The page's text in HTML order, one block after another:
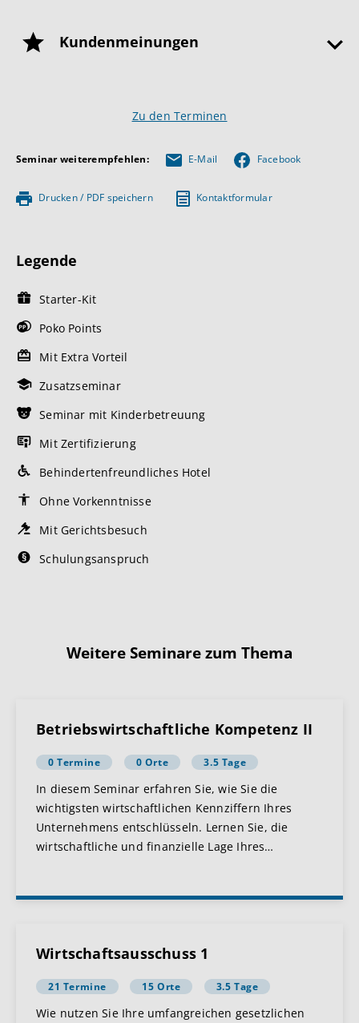
Kundenmeinungen
Zu den Terminen
Seminar weiterempfehlen: E-Mail Facebook
Drucken / PDF speichern Kontaktformular
Legende
Starter-Kit
Poko Points
Mit Extra Vorteil
Zusatzseminar
Seminar mit Kinderbetreuung
Mit Zertifizierung
Behindertenfreundliches Hotel
Ohne Vorkenntnisse
Mit Gerichtsbesuch
Schulungsanspruch
Weitere Seminare zum Thema
Betriebswirtschaftliche Kompetenz II
0 Termine 0 Orte 3.5 Tage
In diesem Seminar erfahren Sie, wie Sie die
wichtigsten wirtschaftlichen Kennziffern Ihres
Unternehmens entschlüsseln. Lernen Sie, die
wirtschaftliche und finanzielle Lage Ihres…
Wirtschaftsausschuss 1
21 Termine 15 Orte 3.5 Tage
Wie nutzen Sie Ihre umfangreichen gesetzlichen